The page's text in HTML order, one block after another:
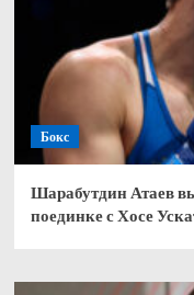
Бокс
Шарабутдин Атаев
поединке с Хосе